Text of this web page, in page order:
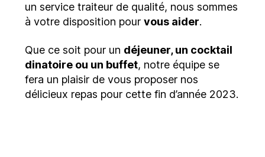
un service traiteur de qualité, nous sommes
à votre disposition pourvous aider.
Que ce soit pour un déjeuner, un cocktail
dinatoire ou un buffet, notre équipe se
fera un plaisir de vous proposer nos
délicieux repas pour cette fin d’année 2023.